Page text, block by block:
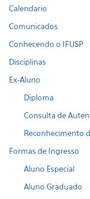
Calendario
Comunicados
Conhecendo o IFUSP
Disciplinas
Ex-Aluno
Diploma
Consulta de
Reconhecimento
Formas de Ingresso
Aluno Especial
Aluno Graduado